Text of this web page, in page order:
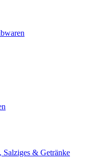
Salziges & Getränke